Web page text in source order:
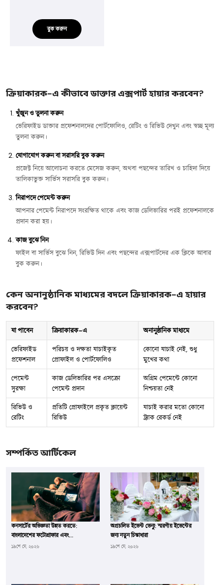
বুক করুন
ক্রিয়াকারক-এ কীভাবে ডাক্তার এক্সপার্ট হায়ার করবেন?
খুঁজুন ও তুলনা করুন
ভেরিফাইড ডাক্তার প্রফেশনালদের পোর্টফোলিও, রেটিং ও রিভিউ দেখুন এবং স্বচ্ছ মূল্য
তুলনা করুন।
যোগাযোগ করুন বা সরাসরি বুক করুন
প্রজেক্ট নিয়ে আলোচনা করতে মেসেজ করুন, অথবা পছন্দের তারিখ ও চাহিদা দিয়ে
তালিকাভুক্ত সার্ভিস সরাসরি বুক করুন।
নিরাপদে পেমেন্ট করুন
আপনার পেমেন্ট নিরাপদে সংরক্ষিত থাকে এবং কাজ ডেলিভারির পরই প্রফেশনালকে
প্রদান করা হয়।
কাজ বুঝে নিন
ফাইল বা সার্ভিস বুঝে নিন, রিভিউ দিন এবং পছন্দের এক্সপার্টদের এক ক্লিকে আবার
বুক করুন।
কেন অনানুষ্ঠানিক মাধ্যমের বদলে ক্রিয়াকারক-এ হায়ার
করবেন?
যা পাবেন ক্রিয়াকারক-এ অনানুষ্ঠানিক মাধ্যমে
ভেরিফাইড
প্রফেশনাল
পরিচয় ও দক্ষতা যাচাইকৃত
প্রোফাইল ও পোর্টফোলিও
কোনো যাচাই নেই, শুধু
মুখের কথা
পেমেন্ট
সুরক্ষা
কাজ ডেলিভারির পর এসক্রো
পেমেন্ট প্রদান
অগ্রিম পেমেন্টে কোনো
নিশ্চয়তা নেই
রিভিউ ও
রেটিং
প্রতিটি প্রোফাইলে প্রকৃত ক্লায়েন্ট
রিভিউ
যাচাই করার মতো কোনো
ট্র্যাক রেকর্ড নেই
সম্পর্কিত আর্টিকেল
কনসার্টের অভিজ্ঞতা উন্নত করতে:
বাংলাদেশের ফটোগ্রাফার এবং
সিনেমাটোগ্রাফারদের ভূমিকা
১৯শে মে, ২০২৬
অপ্রচলিত ইভেন্ট ভেন্যু: স্মরণীয় ইভেন্টের
জন্য নতুন চিন্তাধারা
১৯শে মে, ২০২৬